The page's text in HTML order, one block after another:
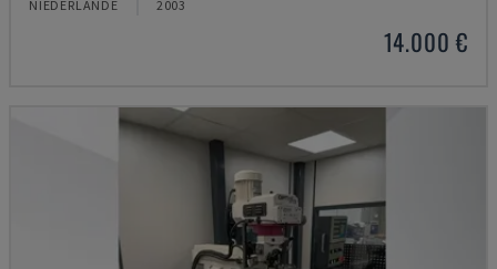
NIEDERLANDE 2003
14.000 €